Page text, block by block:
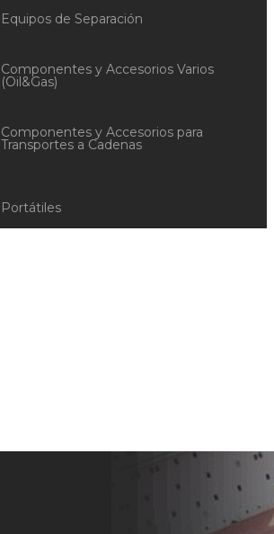
Equipos de Separación
Componentes y Accesorios Varios
(Oil&Gas)
Componentes y Accesorios para
Transportes a Cadenas
Portátiles